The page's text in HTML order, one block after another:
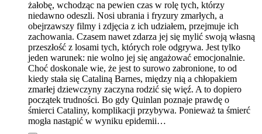
żałobę, wchodząc na pewien czas w rolę tych, którzy
niedawno odeszli. Nosi ubrania i fryzury zmarłych, a
obejrzawszy filmy i zdjęcia z ich udziałem, przejmuje ich
zachowania. Czasem nawet zdarza jej się mylić swoją własną
przeszłość z losami tych, których role odgrywa. Jest tylko
jeden warunek: nie wolno jej się angażować emocjonalnie.
Choć doskonale wie, że jest to surowo zabronione, to od
kiedy stała się Cataliną Barnes, między nią a chłopakiem
zmarłej dziewczyny zaczyna rodzić się więź. A to dopiero
początek trudności. Bo gdy Quinlan poznaje prawdę o
śmierci Cataliny, komplikacji przybywa. Ponieważ ta śmierć
mogła nastąpić w wyniku epidemii…